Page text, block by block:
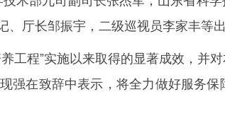
厅长邹振宇，二级巡视员李家丰等出
程”实施以来取得的显著成效，并
强在致辞中表示，将全力做好服务